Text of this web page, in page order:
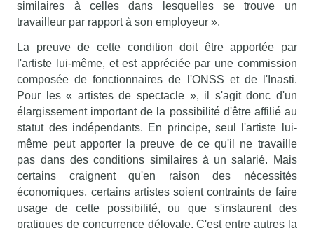
similaires à celles dans lesquelles se trouve un
travailleur par rapport à son employeur ».
La preuve de cette condition doit être apportée par
l'artiste lui-même, et est appréciée par une commission
composée de fonctionnaires de l'ONSS et de l'Inasti.
Pour les « artistes de spectacle », il s'agit donc d'un
élargissement important de la possibilité d'être affilié au
statut des indépendants. En principe, seul l'artiste lui-
même peut apporter la preuve de ce qu'il ne travaille
pas dans des conditions similaires à un salarié. Mais
certains craignent qu'en raison des nécessités
économiques, certains artistes soient contraints de faire
usage de cette possibilité, ou que s'instaurent des
pratiques de concurrence déloyale. C'est entre autres la